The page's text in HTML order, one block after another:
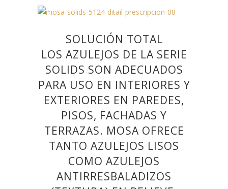
SOLUCIÓN TOTAL
LOS AZULEJOS DE LA SERIE
SOLIDS SON ADECUADOS
PARA USO EN INTERIORES Y
EXTERIORES EN PAREDES,
PISOS, FACHADAS Y
TERRAZAS. MOSA OFRECE
TANTO AZULEJOS LISOS
COMO AZULEJOS
ANTIRRESBALADIZOS